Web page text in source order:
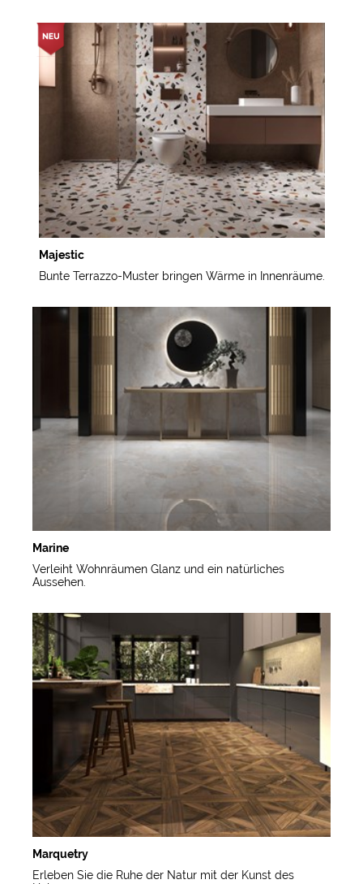
Majestic
Bunte Terrazzo-Muster bringen Wärme in Innenräume.
Marine
Verleiht Wohnräumen Glanz und ein natürliches
Aussehen.
Marquetry
Erleben Sie die Ruhe der Natur mit der Kunst des